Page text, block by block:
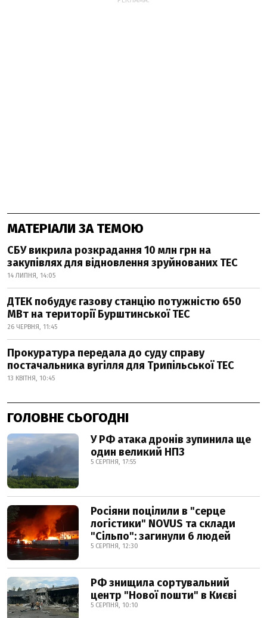
МАТЕРІАЛИ ЗА ТЕМОЮ
СБУ викрила розкрадання 10 млн грн на
закупівлях для відновлення зруйнованих ТЕС
14 ЛИПНЯ, 14:05
ДТЕК побудує газову станцію потужністю 650
МВт на території Бурштинської ТЕС
26 ЧЕРВНЯ, 11:45
Прокуратура передала до суду справу
постачальника вугілля для Трипільської ТЕС
13 КВІТНЯ, 10:45
ГОЛОВНЕ СЬОГОДНІ
У РФ атака дронів зупинила ще
один великий НПЗ
5 СЕРПНЯ, 17:55
Росіяни поцілили в "серце
логістики" NOVUS та склади
"Сільпо": загинули 6 людей
5 СЕРПНЯ, 12:30
РФ знищила сортувальний
центр "Нової пошти" в Києві
5 СЕРПНЯ, 10:10